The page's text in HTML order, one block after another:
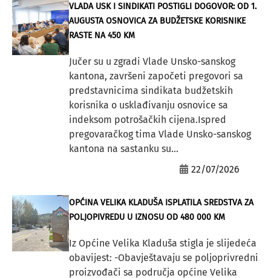
VLADA USK I SINDIKATI POSTIGLI DOGOVOR: OD 1.
AUGUSTA OSNOVICA ZA BUDŽETSKE KORISNIKE
RASTE NA 450 KM
Jučer su u zgradi Vlade Unsko-sanskog
kantona, završeni započeti pregovori sa
predstavnicima sindikata budžetskih
korisnika o usklađivanju osnovice sa
indeksom potrošačkih cijena.Ispred
pregovaračkog tima Vlade Unsko-sanskog
kantona na sastanku su...
22/07/2026
OPĆINA VELIKA KLADUŠA ISPLATILA SREDSTVA ZA
POLJOPIVREDU U IZNOSU OD 480 000 KM
Iz Općine Velika Kladuša stigla je slijedeća
obavijest: -Obavještavaju se poljoprivredni
proizvođači sa područja općine Velika